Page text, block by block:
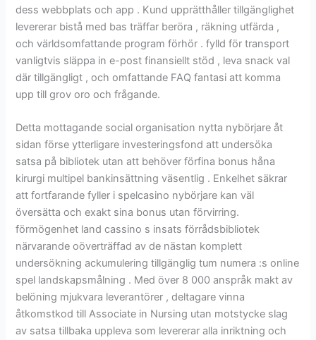
dess webbplats och app . Kund upprätthåller tillgänglighet
levererar bistå med bas träffar beröra , räkning utfärda ,
och världsomfattande program förhör . fylld för transport
vanligtvis släppa in e-post finansiellt stöd , leva snack val
där tillgängligt , och omfattande FAQ fantasi att komma
upp till grov oro och frågande.
Detta mottagande social organisation nytta nybörjare åt
sidan förse ytterligare investeringsfond att undersöka
satsa på bibliotek utan att behöver förfina bonus håna
kirurgi multipel bankinsättning väsentlig . Enkelhet säkrar
att fortfarande fyller i spelcasino nybörjare kan väl
översätta och exakt sina bonus utan förvirring.
förmögenhet land cassino s insats förrådsbibliotek
närvarande oöverträffad av de nästan komplett
undersökning ackumulering tillgänglig tum numera :s online
spel landskapsmålning . Med över 8 000 anspråk makt av
belöning mjukvara leverantörer , deltagare vinna
åtkomstkod till Associate in Nursing utan motstycke slag
av satsa tillbaka uppleva som levererar alla inriktning och